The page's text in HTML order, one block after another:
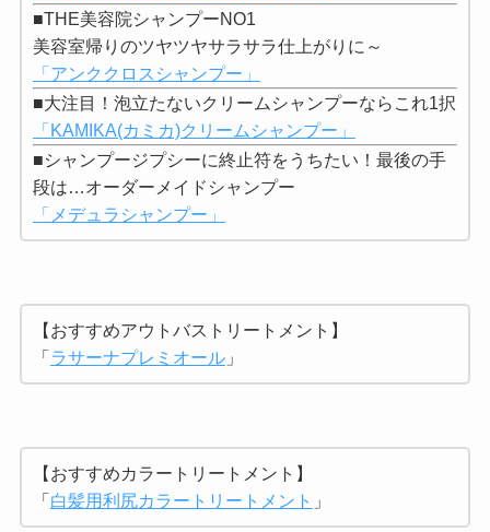
■THE美容院シャンプーNO1
美容室帰りのツヤツヤサラサラ仕上がりに～
「アンククロスシャンプー」
■大注目！泡立たないクリームシャンプーならこれ1択
「KAMIKA(カミカ)クリームシャンプー」
■シャンプージプシーに終止符をうちたい！最後の手
段は…オーダーメイドシャンプー
「メデュラシャンプー」
【おすすめアウトバストリートメント】
「ラサーナプレミオール」
【おすすめカラートリートメント】
「白髪用利尻カラートリートメント 」